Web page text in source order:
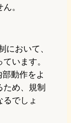
。
において、
います。
動作をよ
め、規制
でしょ